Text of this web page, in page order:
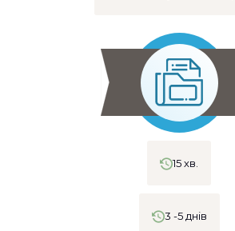
15 хв.
3 -5 днів